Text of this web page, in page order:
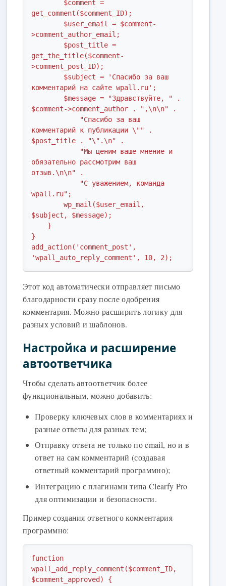
get_comment($comment_ID);
>comment_author_email;
get_the_title($comment-
>comment_post_ID);
комментарий на сайте wpall.ru';
$comment->comment_author . ",\n\n" .
комментарий к публикации \"" .
$post_title . "\".\n" .
обязательно рассмотрим ваш
отзыв.\n\n" .
wpall.ru";
$subject, $message);
}
add_action('comment_post',
'wpall_auto_reply_comment', 10, 2);
Этот код автоматически отправляет письмо
благодарности сразу после одобрения
комментария. Можно расширить логику для
разных условий и шаблонов.
Настройка и расширение
автоответчика
Чтобы сделать автоответчик более
функциональным, можно добавить:
Проверку ключевых слов в комментариях и
разные ответы для разных тем;
Отправку ответа не только по email, но и в
ответ на сам комментарий (создавая
ответный комментарий программно);
Интеграцию с плагинами типа Clearfy Pro
для оптимизации и безопасности.
Пример создания ответного комментария
программно:
function
wpall_add_reply_comment($comment_ID,
$comment_approved) {